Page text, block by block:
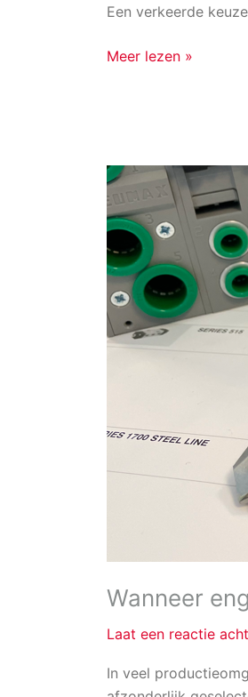
Een verkeerde
Meer lezen »
Wanneer
Laat een reactie
In veel
Wanneer
engineering
nodig
is,
i.p.v.